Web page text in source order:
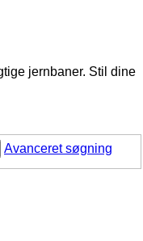
jernbaner. Stil dine
Avanceret søgning